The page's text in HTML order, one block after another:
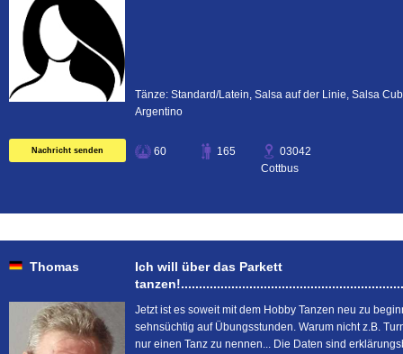
Tänze: Standard/Latein, Salsa auf der Linie, Salsa
Argentino
Nachricht senden 60 165
03042
Cottbus
Thomas
Ich will über das Parkett
Jetzt ist es soweit mit dem Hobby Tanzen neu zu
sehnsüchtig auf Übungsstunden. Warum nicht z.B.
nur einen Tanz zu nennen... Die Daten sind